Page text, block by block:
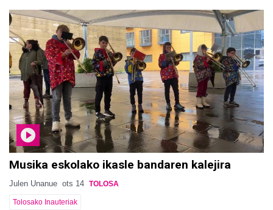
Musika eskolako ikasle bandaren kalejira
Julen Unanue ots 14 TOLOSA
Tolosako Inauteriak